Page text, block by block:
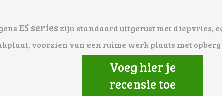
E5 series zijn standaard uitgerust met diepvries,
voorzien van een ruime werk plaats met
Voeg hier je
recensie toe